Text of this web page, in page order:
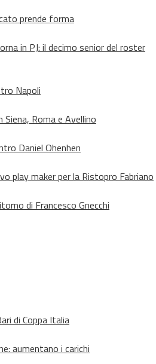
prende forma
in PJ: il decimo senior del roster
Napoli
Roma e Avellino
Daniel Ohenhen
play maker per la Ristopro Fabriano
di Francesco Gnecchi
di Coppa Italia
aumentano i carichi